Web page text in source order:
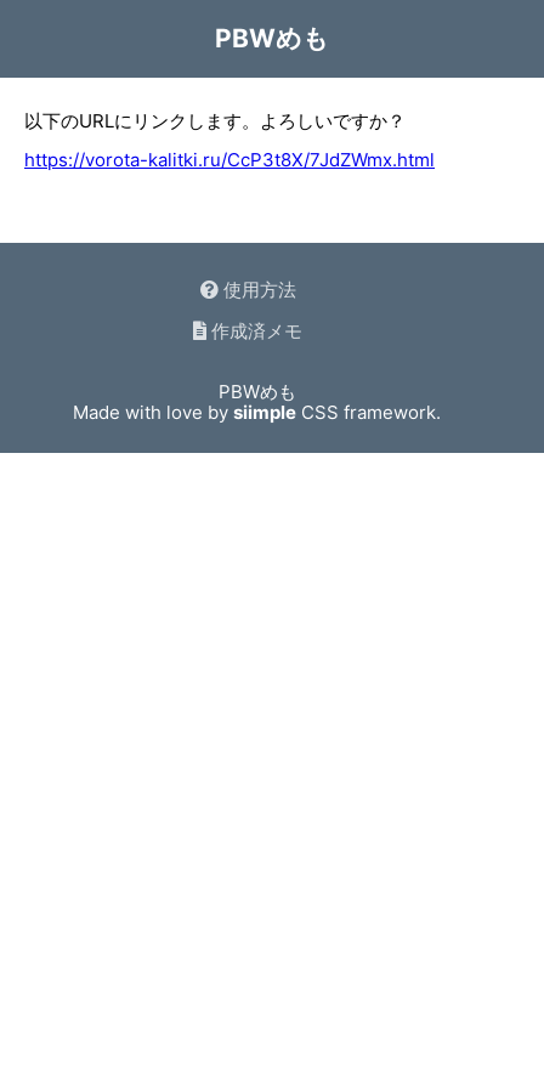
PBWめも
以下のURLにリンクします。よろしいですか？
https://vorota-kalitki.ru/CcP3t8X/7JdZWmx.html
使用方法
作成済メモ
PBWめも
Made with love bysiimple CSS framework.